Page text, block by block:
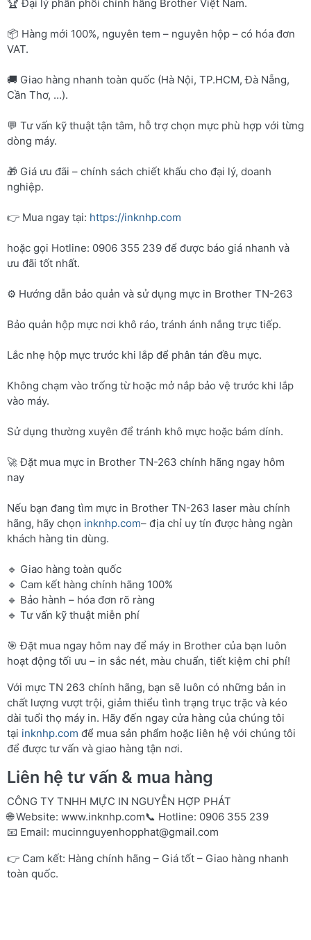
🏆 Đại lý phân phối chính hãng Brother Việt Nam.
📦 Hàng mới 100%, nguyên tem – nguyên hộp – có hóa đơn
VAT.
🚚 Giao hàng nhanh toàn quốc (Hà Nội, TP.HCM, Đà Nẵng,
Cần Thơ, …).
💬 Tư vấn kỹ thuật tận tâm, hỗ trợ chọn mực phù hợp với từng
dòng máy.
🎁 Giá ưu đãi – chính sách chiết khấu cho đại lý, doanh
nghiệp.
👉 Mua ngay tại: https://inknhp.com
hoặc gọi Hotline: 0906 355 239 để được báo giá nhanh và
ưu đãi tốt nhất.
⚙️ Hướng dẫn bảo quản và sử dụng mực in Brother TN-263
Bảo quản hộp mực nơi khô ráo, tránh ánh nắng trực tiếp.
Lắc nhẹ hộp mực trước khi lắp để phân tán đều mực.
Không chạm vào trống từ hoặc mở nắp bảo vệ trước khi lắp
vào máy.
Sử dụng thường xuyên để tránh khô mực hoặc bám dính.
🚀 Đặt mua mực in Brother TN-263 chính hãng ngay hôm
nay
Nếu bạn đang tìm mực in Brother TN-263 laser màu chính
hãng, hãy chọn inknhp.com– địa chỉ uy tín được hàng ngàn
khách hàng tin dùng.
🔹 Giao hàng toàn quốc
🔹 Cam kết hàng chính hãng 100%
🔹 Bảo hành – hóa đơn rõ ràng
🔹 Tư vấn kỹ thuật miễn phí
🎯 Đặt mua ngay hôm nay để máy in Brother của bạn luôn
hoạt động tối ưu – in sắc nét, màu chuẩn, tiết kiệm chi phí!
Với mực TN 263 chính hãng, bạn sẽ luôn có những bản in
chất lượng vượt trội, giảm thiểu tình trạng trục trặc và kéo
dài tuổi thọ máy in. Hãy đến ngay cửa hàng của chúng tôi
tại inknhp.com để mua sản phẩm hoặc liên hệ với chúng tôi
để được tư vấn và giao hàng tận nơi.
Liên hệ tư vấn & mua hàng
CÔNG TY TNHH MỰC IN NGUYỄN HỢP PHÁT
🌐 Website: www.inknhp.com📞 Hotline: 0906 355 239
📧 Email: mucinnguyenhopphat@gmail.com
👉 Cam kết: Hàng chính hãng – Giá tốt – Giao hàng nhanh
toàn quốc.